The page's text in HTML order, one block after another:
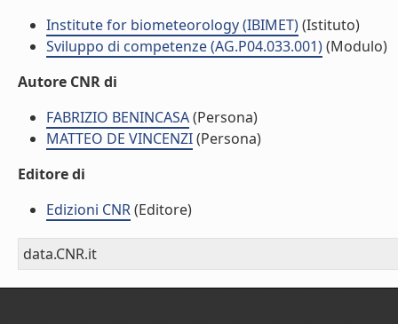
Institute for biometeorology (IBIMET)(Istituto)
Sviluppo di competenze (AG.P04.033.001)(Modulo)
Autore CNR di
FABRIZIO BENINCASA(Persona)
MATTEO DE VINCENZI(Persona)
Editore di
Edizioni CNR(Editore)
data.CNR.it